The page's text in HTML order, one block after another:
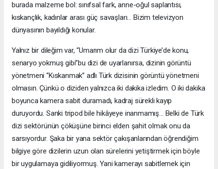
burada malzeme bol: sınıfsal fark, anne-oğul saplantısı,
kıskançlık, kadınlar arası güç savaşları… Bizim televizyon
dünyasının bayıldığı konular.
Yalnız bir dileğim var, “Umarım olur da dizi Türkiye’de konu,
senaryo yokmuş gibi”bu dizi de uyarlanırsa, dizinin görüntü
yönetmeni “Kıskanmak” adlı Türk dizisinin görüntü yönetmeni
olmasın. Çünkü o diziden yalnızca iki dakika izledim. O iki dakika
boyunca kamera sabit duramadı, kadraj sürekli kayıp
duruyordu. Sanki tripod bile hikâyeye inanmamış… Belki de Türk
dizi sektörünün çöküşüne birinci elden şahit olmak onu da
sarsıyordur. Şaka bir yana sektör çakışanlarından öğrendiğim
bilgiye göre dizilerin uzun olan sürelerini yetiştirmek için böyle
bir uygulamaya gidiliyormuş. Yani kamerayı sabitlemek için